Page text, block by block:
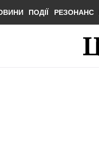
ПОДІЇ РЕЗОНАНС